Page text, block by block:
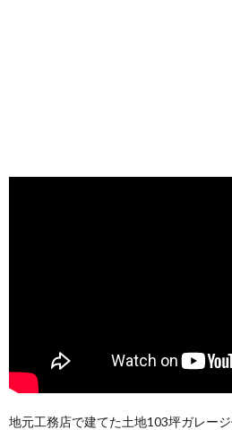
地元工務店で建てた土地103坪ガレージ